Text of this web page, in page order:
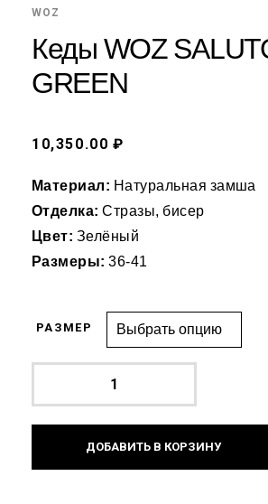
WOZ
Кеды WOZ
GREEN
10,350.00 ₽
Материал: Натуральная замша
Отделка:Стразы, бисер
Цвет: Зелёный
Размеры:36-41
РАЗМЕР
ДОБАВИТЬ В КОРЗИНУ